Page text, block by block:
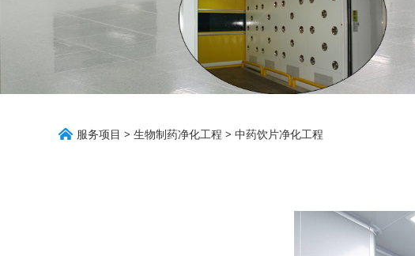
中药饮片净化工程
服务项目 > 生物制药净化工程 > 中药饮片净化工程